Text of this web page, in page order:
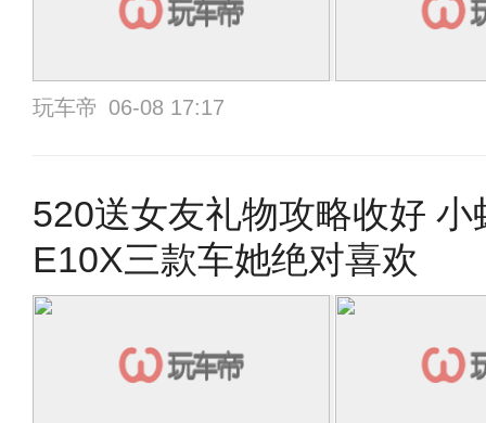
玩车帝 06-08 17:17
520送女友礼物攻略收好
E10X三款车她绝对喜欢